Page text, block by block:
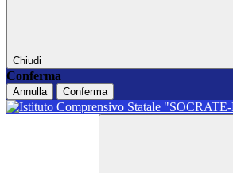
Chiudi
Conferma
Annulla Conferma